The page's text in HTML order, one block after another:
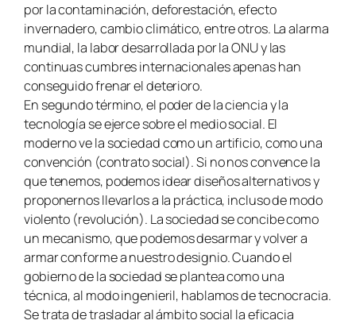
por la contaminación, deforestación, efecto
invernadero, cambio climático, entre otros. La alarma
mundial, la labor desarrollada por la ONU y las
continuas cumbres internacionales apenas han
conseguido frenar el deterioro.
En segundo término, el poder de la ciencia y la
tecnología se ejerce sobre el medio social. El
moderno ve la sociedad como un artificio, como una
convención (contrato social). Si no nos convence la
que tenemos, podemos idear diseños alternativos y
proponernos llevarlos a la práctica, incluso de modo
violento (revolución). La sociedad se concibe como
un mecanismo, que podemos desarmar y volver a
armar conforme a nuestro designio. Cuando el
gobierno de la sociedad se plantea como una
técnica, al modo ingenieril, hablamos de tecnocracia.
Se trata de trasladar al ámbito social la eficacia